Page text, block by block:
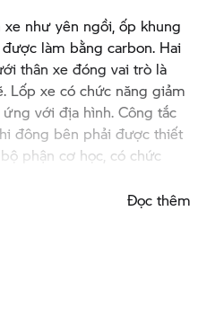
như yên ngồi, ốp khung
làm bằng carbon. Hai
thân xe đóng vai trò là
Lốp xe có chức năng giảm
với địa hình. Công tắc
đông bên phải được thiết
phận cơ học, có chức
Đọc thêm